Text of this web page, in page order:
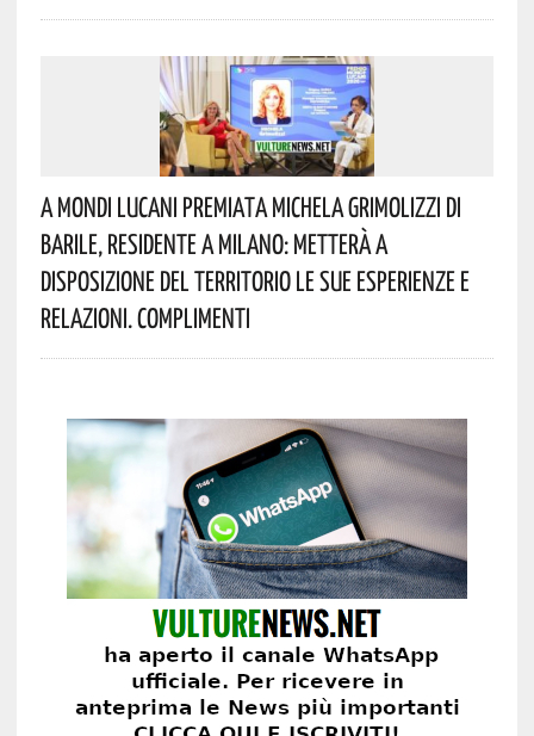
A Mondi Lucani Premiata Michela Grimolizzi Di
Barile, Residente A Milano: Metterà A
Disposizione Del Territorio Le Sue Esperienze E
Relazioni. Complimenti